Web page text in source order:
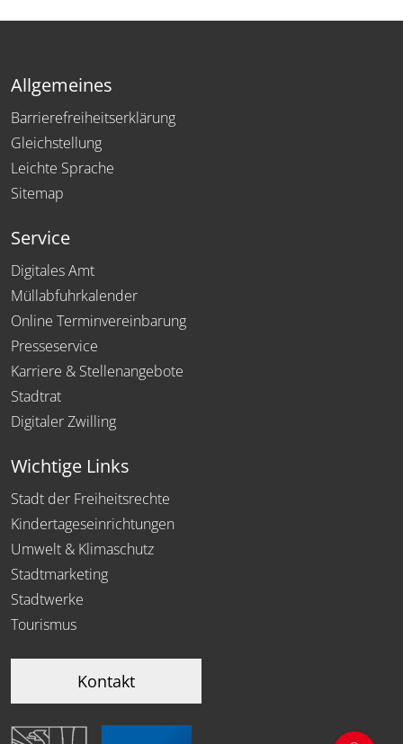
Allgemeines
Barrierefreiheitserklärung
Gleichstellung
Leichte Sprache
Sitemap
Service
Digitales Amt
Müllabfuhrkalender
Online Terminvereinbarung
Presseservice
Karriere & Stellenangebote
Stadtrat
Digitaler Zwilling
Wichtige Links
Stadt der Freiheitsrechte
Kindertageseinrichtungen
Umwelt & Klimaschutz
Stadtmarketing
Stadtwerke
Tourismus
Kontakt